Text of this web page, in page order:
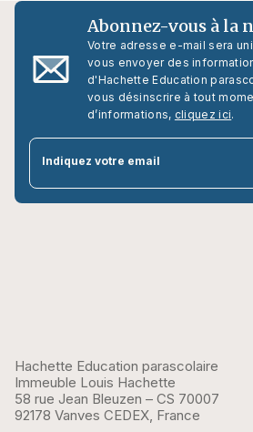
Abonnez-vous à la
Votre adresse e-mail sera
vous envoyer des
d'Hachette Education
vous désinscrire à tout
d’informations, cliquez ici.
Indiquez votre email
Hachette Education parascolaire
Immeuble Louis Hachette
58 rue Jean Bleuzen – CS 70007
92178 Vanves CEDEX, France